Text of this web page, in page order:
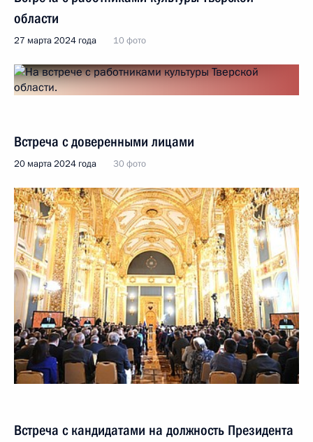
области
27 марта 2024 года 10 фото
Встреча с доверенными лицами
20 марта 2024 года 30 фото
Встреча с кандидатами на должность Президента